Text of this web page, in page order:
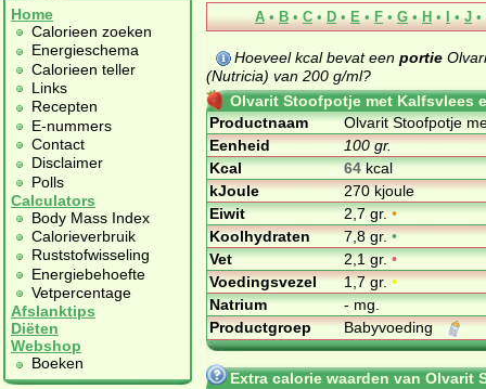
Home
Calorieen zoeken
Energieschema
Calorieen teller
Links
Recepten
E-nummers
Contact
Disclaimer
Polls
Calculators
Body Mass Index
Calorieverbruik
Ruststofwisseling
Energiebehoefte
Vetpercentage
Afslanktips
Diëten
Webshop
Boeken
A • B • C • D • E • F • G • H • I • J •
Hoeveel kcal bevat een portie
(Nutricia) van 200 g/ml?
Olvarit Stoofpotje met Kalfsvlees
Productnaam
Olvarit Stoofpotje
Eenheid
100 gr.
Kcal
64kcal
kJoule
270 kjoule
Eiwit
2,7 gr.•
Koolhydraten
7,8 gr.•
Vet
2,1 gr.•
Voedingsvezel
1,7 gr.•
Natrium
- mg.
Productgroep
Babyvoeding
Extra calorie waarden van Olvarit